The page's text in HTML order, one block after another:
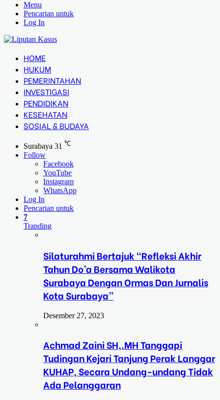
Menu
Pencarian untuk
Log In
HOME
HUKUM
PEMERINTAHAN
INVESTIGASI
PENDIDIKAN
KESEHATAN
SOSIAL & BUDAYA
Surabaya 31 ℃
Follow
Facebook
YouTube
Instagram
WhatsApp
Log In
Pencarian untuk
7
Tranding
Silaturahmi Bertajuk “Refleksi Akhir
Tahun Do’a Bersama Walikota
Surabaya Dengan Ormas Dan Jurnalis
Kota Surabaya”
Desember 27, 2023
Achmad Zaini SH,.MH Tanggapi
Tudingan Kejari Tanjung Perak Langgar
KUHAP, Secara Undang-undang Tidak
Ada Pelanggaran